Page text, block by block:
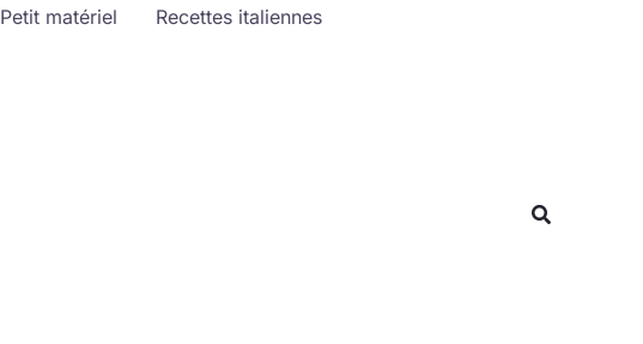
Petit matériel
Recettes italiennes
Rechercher